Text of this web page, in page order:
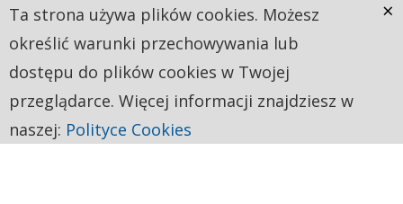
Ta strona używa plików cookies. Możesz
określić warunki przechowywania lub
dostępu do plików cookies w Twojej
przeglądarce. Więcej informacji znajdziesz w
naszej: Polityce Cookies
×